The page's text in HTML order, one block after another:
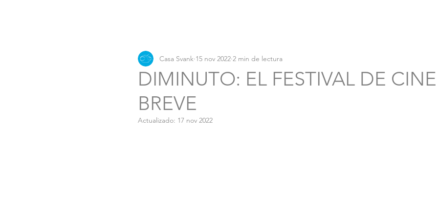
DIMINUTO: EL FESTIVAL DE
BREVE
Casa Svank 15 nov 2022 2 min de lectura
Actualizado: 17 nov 2022